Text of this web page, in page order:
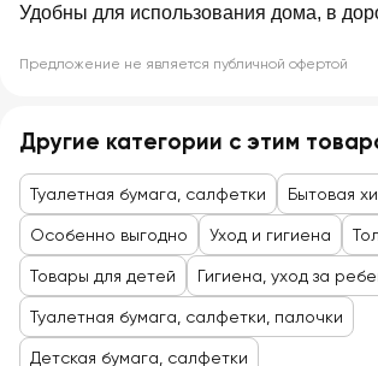
Удобны для использования дома, в
Предложение не является публичной офертой
Другие категории с этим
Туалетная бумага, салфетки Бытовая
Особенно выгодно Уход и гигиена
Товары для детей Гигиена, уход за
Туалетная бумага, салфетки, палочки
Детская бумага, салфетки